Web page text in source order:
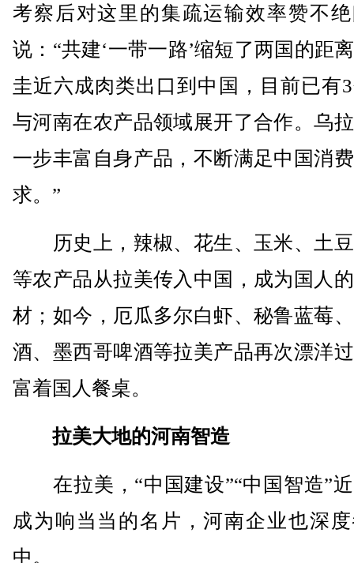
考察后对这里的集疏运输效率赞不
说：“共建‘一带一路’缩短了两国的距
圭近六成肉类出口到中国，目前已有
与河南在农产品领域展开了合作。乌
一步丰富自身产品，不断满足中国消
求。”
历史上，辣椒、花生、玉米、土
等农产品从拉美传入中国，成为国人
材；如今，厄瓜多尔白虾、秘鲁蓝莓
酒、墨西哥啤酒等拉美产品再次漂洋
富着国人餐桌。
拉美大地的河南智造
在拉美，“中国建设”“中国智造”
成为响当当的名片，河南企业也深
中。